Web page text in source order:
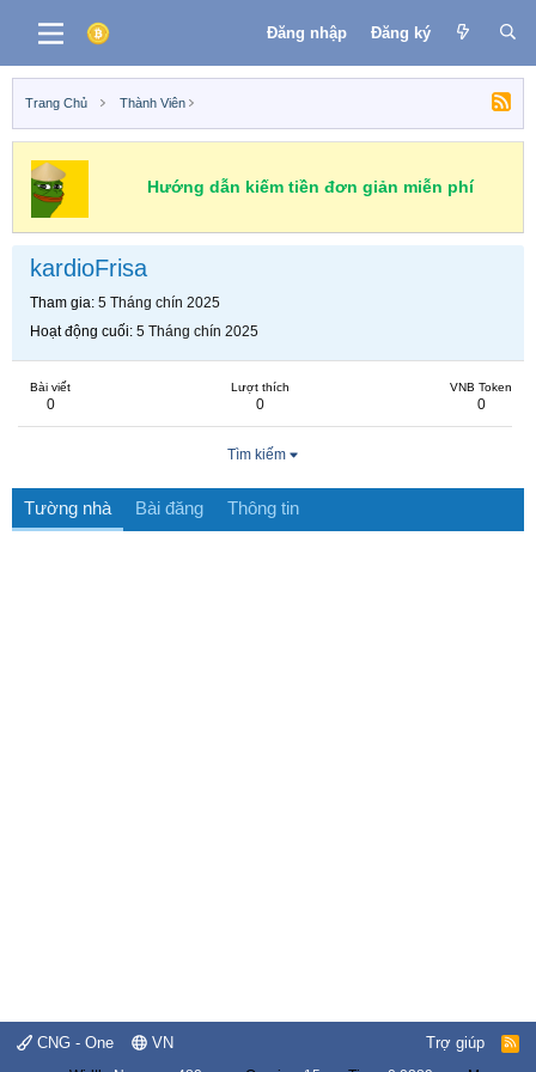
Đăng nhập Đăng ký
Trang Chủ Thành Viên
Hướng dẫn kiếm tiền đơn giản miễn phí
kardioFrisa
Tham gia 5 Tháng chín 2025
Hoạt động cuối 5 Tháng chín 2025
Bài viết
0
Lượt thích
0
VNB Token
0
Tìm kiếm
Tường nhà Bài đăng Thông tin
CNG - One VN Trợ giúp
R